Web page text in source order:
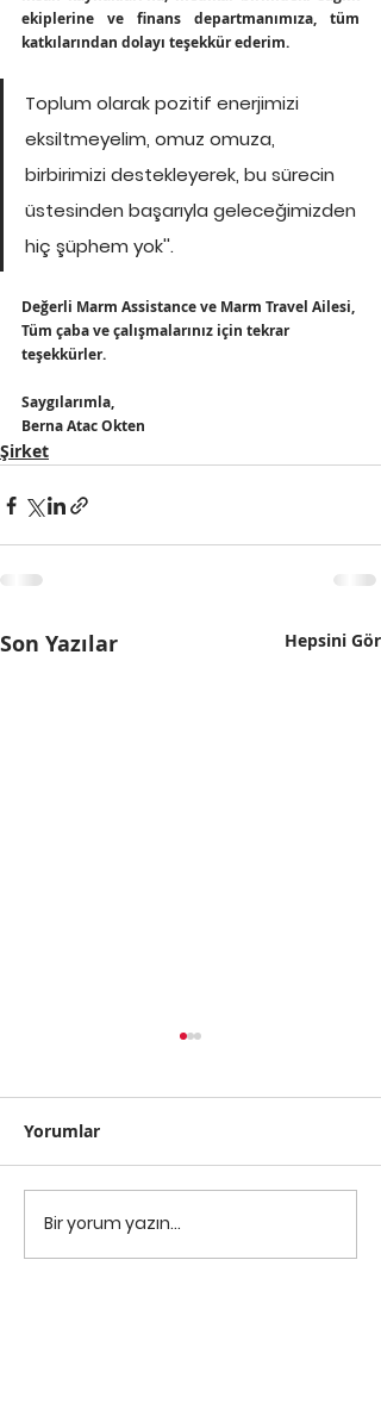
ekiplerine ve finans departmanımıza, tüm
katkılarından dolayı teşekkür ederim.
Toplum olarak pozitif enerjimizi
eksiltmeyelim, omuz omuza,
birbirimizi destekleyerek, bu sürecin
üstesinden başarıyla geleceğimizden
hiç şüphem yok''.
Değerli Marm Assistance ve Marm Travel Ailesi,
Tüm çaba ve çalışmalarınız için tekrar
teşekkürler.
Saygılarımla,
Berna Atac Okten
Şirket
Son Yazılar Hepsini Gör
Evden Çalışma
Duyurusu (COVID-19)
Yorumlar
Bir yorum yazın...